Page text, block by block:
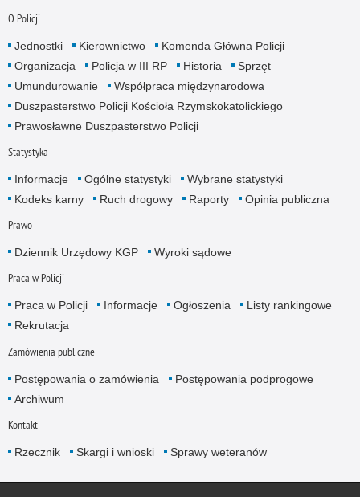
O Policji
Jednostki Kierownictwo
Komenda Główna Policji
Organizacja
Policja w III RP Historia
Sprzęt
Umundurowanie
Współpraca międzynarodowa
Duszpasterstwo Policji Kościoła Rzymskokatolickiego
Prawosławne Duszpasterstwo Policji
Statystyka
Informacje Ogólne statystyki
Wybrane statystyki
Kodeks karny
Ruch drogowy Raporty Opinia publiczna
Prawo
Dziennik Urzędowy KGP Wyroki sądowe
Praca w Policji
Praca w Policji Informacje Ogłoszenia
Listy rankingowe
Rekrutacja
Zamówienia publiczne
Postępowania o zamówienia
Postępowania podprogowe
Archiwum
Kontakt
Rzecznik Skargi i wnioski Sprawy weteranów